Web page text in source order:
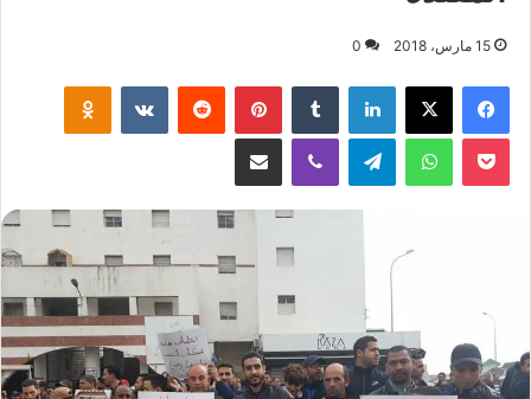
15 مارس، 2018 0
لينكدإن بينتيريست
واتساب